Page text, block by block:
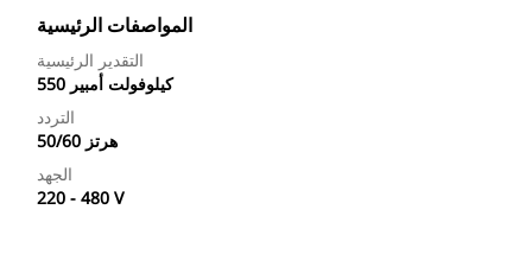
المواصفات الرئيسية
التقدير الرئيسية
550 كيلوفولت أمبير
التردد
50/60 هرتز
الجهد
220 - 480 V